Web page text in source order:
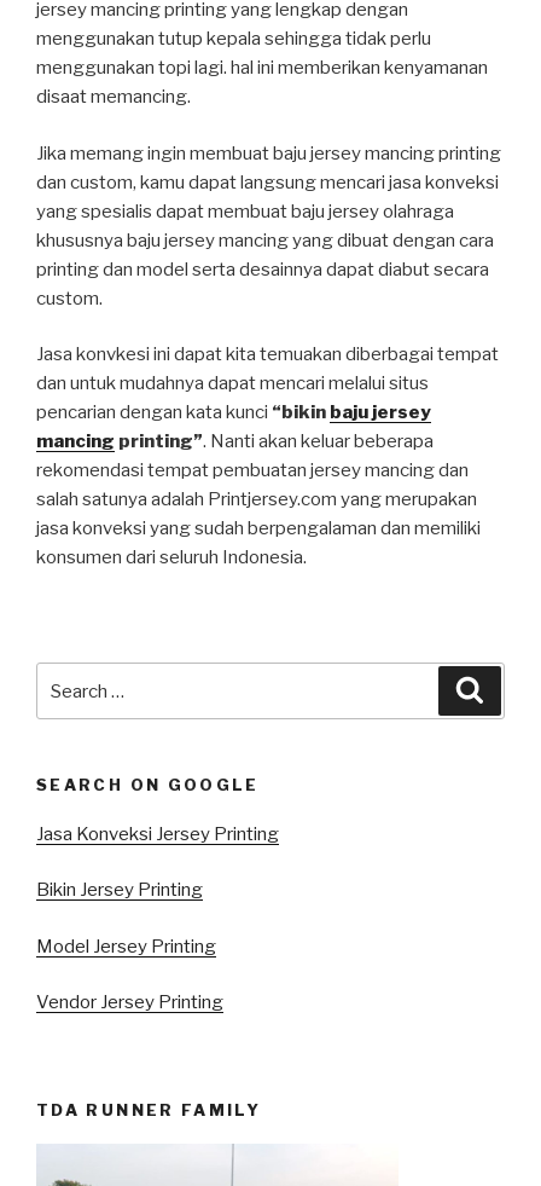
jersey mancing printing yang lengkap dengan
menggunakan tutup kepala sehingga tidak perlu
menggunakan topi lagi. hal ini memberikan kenyamanan
disaat memancing.
Jika memang ingin membuat baju jersey mancing printing
dan custom, kamu dapat langsung mencari jasa konveksi
yang spesialis dapat membuat baju jersey olahraga
khususnya baju jersey mancing yang dibuat dengan cara
printing dan model serta desainnya dapat diabut secara
custom.
Jasa konvkesi ini dapat kita temuakan diberbagai tempat
dan untuk mudahnya dapat mencari melalui situs
pencarian dengan kata kunci “bikin baju jersey
mancing printing”. Nanti akan keluar beberapa
rekomendasi tempat pembuatan jersey mancing dan
salah satunya adalah Printjersey.com yang merupakan
jasa konveksi yang sudah berpengalaman dan memiliki
konsumen dari seluruh Indonesia.
SEARCH ON GOOGLE
Jasa Konveksi Jersey Printing
Bikin Jersey Printing
Model Jersey Printing
Vendor Jersey Printing
TDA RUNNER FAMILY